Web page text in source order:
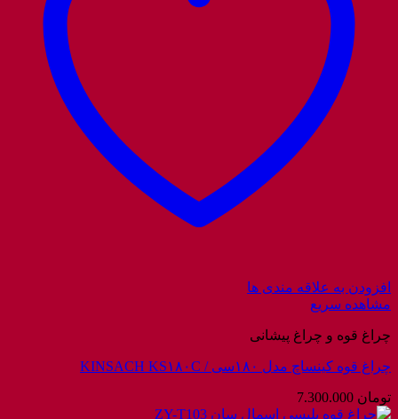
افزودن به علاقه مندی ها
مشاهده سریع
چراغ قوه و چراغ پیشانی
چراغ قوه کینساچ مدل ۱۸۰سی / KINSACH KS۱۸۰C
تومان